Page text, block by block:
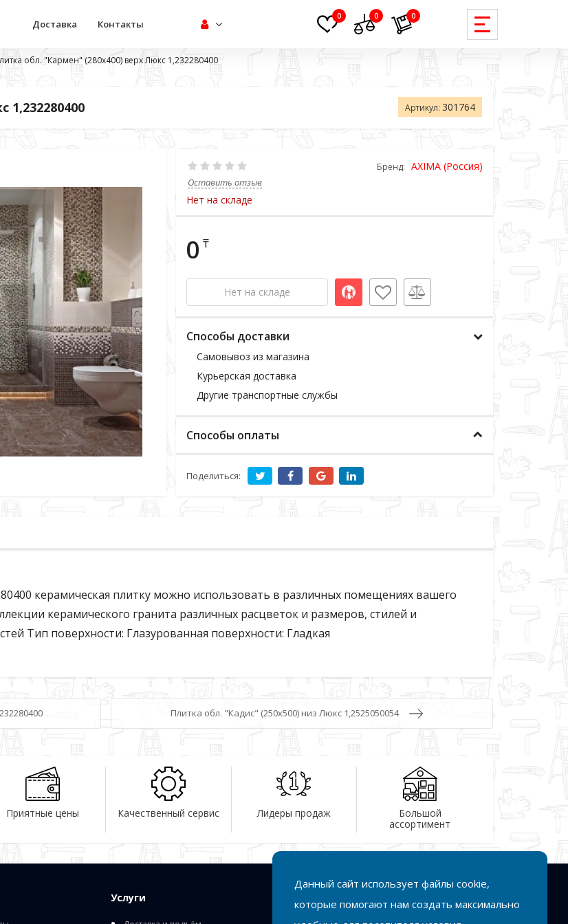
Доставка Контакты
0 0 0
обл. "Кармен" (280х400) верх Люкс 1,232280400
1,232280400 Артикул: 301764
Бренд: AXIMA (Россия)
Оставить отзыв
Нет на складе
0 ₸
Нет на складе
Способы доставки
Самовывоз из магазина
Курьерская доставка
Другие транспортные службы
Способы оплаты
Поделиться:
керамическая плитку можно использовать в различных помещениях вашего
керамического гранита различных расцветок и размеров, стилей и
Тип поверхности: Глазурованная поверхности: Гладкая
Плитка обл. "Кадис" (250х500) низ Люкс 1,2525050054
Приятные цены Качественный сервис Лидеры продаж
Большой
ассортимент
Услуги
Данный сайт использует файлы cookie,
которые помогают нам создать максимально